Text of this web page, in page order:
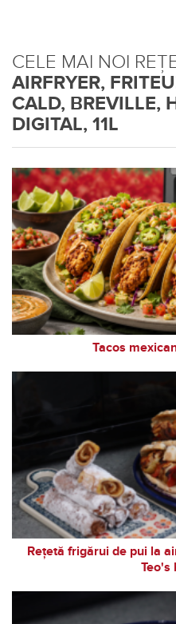
CELE MAI NOI
AIRFRYER,
CALD, BREVILLE,
DIGITAL, 11L
Tacos
Rețetă frigărui de pui la
Teo's